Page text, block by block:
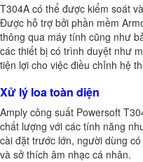
T304A có thể được kiểm soát
Được hỗ trợ bởi phần mềm
thông qua máy tính cũng như
các thiết bị có trình duyệt như
tiện lợi cho việc điều chỉnh hệ
Xử lý loa toàn diện
Amply công suất Powersoft
chất lượng với các tính năng
cài đặt trước lớn, người dùng
và sở thích âm nhạc cá nhân.